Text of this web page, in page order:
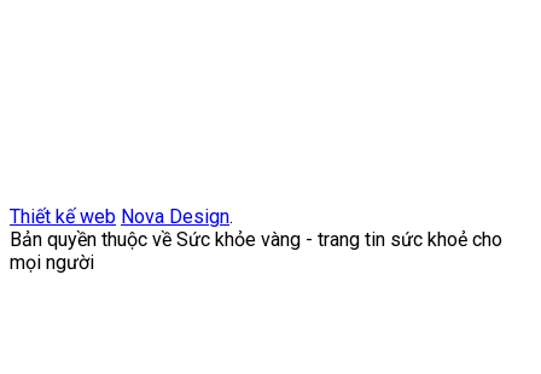
Thiết kế web Nova Design.
Bản quyền thuộc về Sức khỏe vàng - trang tin sức khoẻ cho
mọi người